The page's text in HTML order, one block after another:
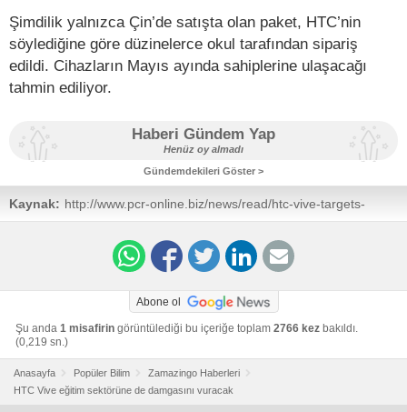
Şimdilik yalnızca Çin’de satışta olan paket, HTC’nin
söylediğine göre düzinelerce okul tarafından sipariş
edildi. Cihazların Mayıs ayında sahiplerine ulaşacağı
tahmin ediliyor.
Haberi Gündem Yap
Henüz oy almadı
Gündemdekileri Göster >
Kaynak: http://www.pcr-online.biz/news/read/htc-vive-targets-
classrooms-with-new-bundle/039203
Abone ol
Şu anda 1 misafirin görüntülediği bu içeriğe toplam 2766 kez bakıldı.
(0,219 sn.)
Anasayfa Popüler Bilim
Zamazingo Haberleri
HTC Vive eğitim sektörüne de damgasını vuracak